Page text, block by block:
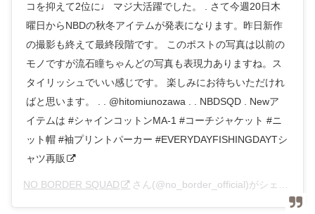
コを抑えて2位に♩ マジ大活躍でした。 . さて今週20日木
曜日からNBDの秋冬アイテムが発表になります。昨日新作
の撮影も終えて最終段階です。 このポストの写真は以前の
モノですが流石瞳ちゃんどの写真も表現力ありますね。ス
タイリッシュでいい感じです。 楽しみにお待ちいただけれ
ばと思います。 . . @hitomiunozawa . . NBDSQD . Newア
イテムは #シャインコットンMA-1 #コーチジャケット #ニ
ット帽 #袖プリントパーカー #EVERYDAYFISHINGDAYTシ
ャツ再販
NO BORDER SQUAD さん(@no_border_official)がシェアした投稿 –